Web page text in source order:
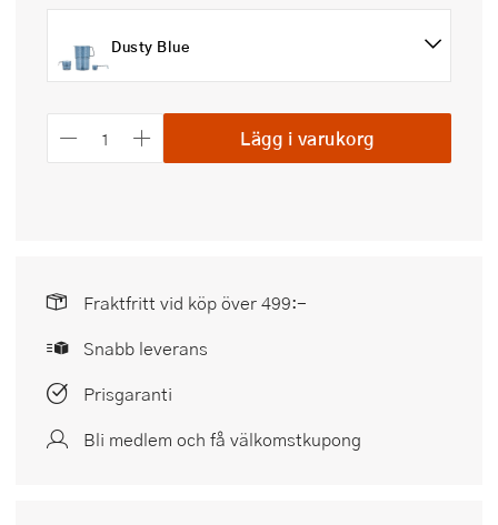
Dusty Blue
Lägg i varukorg
Fraktfritt vid köp över 499:-
Snabb leverans
Prisgaranti
Bli medlem och få välkomstkupong